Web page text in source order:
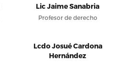
Lic Jaime Sanabria
Profesor de derecho
Lcdo Josué Cardona
Hernández